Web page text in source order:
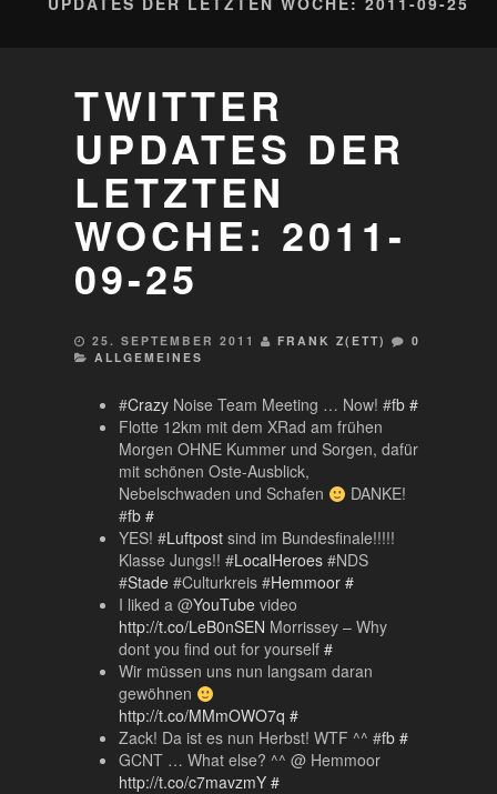
TWITTER
UPDATES DER
LETZTEN
WOCHE: 2011-
09-25
25. SEPTEMBER 2011 FRANK Z(ETT)
0
ALLGEMEINES
#Crazy Noise Team Meeting … Now! #fb #
Flotte 12km mit dem XRad am frühen
Morgen OHNE Kummer und Sorgen, dafür
mit schönen Oste-Ausblick,
Nebelschwaden und Schafen
DANKE!
#fb #
YES! #Luftpost sind im Bundesfinale!!!!!
Klasse Jungs!! #LocalHeroes #NDS
#Stade #Culturkreis #Hemmoor #
I liked a @YouTube video
http://t.co/LeB0nSEN Morrissey – Why
dont you find out for yourself#
Wir müssen uns nun langsam daran
gewöhnen
http://t.co/MMmOWO7q #
Zack! Da ist es nun Herbst! WTF ^^ #fb #
GCNT … What else? ^^ @ Hemmoor
http://t.co/c7mavzmY #